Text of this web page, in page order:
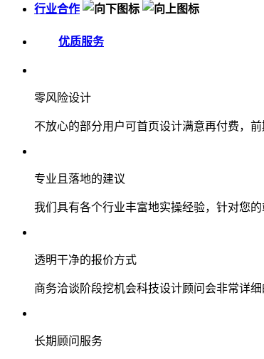
行业合作
优质服务
零风险设计
不放心的部分用户可首页设计满意再付费，
专业且落地的建议
我们具有各个行业丰富地实操经验，针对您
透明干净的报价方式
商务洽谈阶段挖机会科技设计顾问会非常详
长期顾问服务